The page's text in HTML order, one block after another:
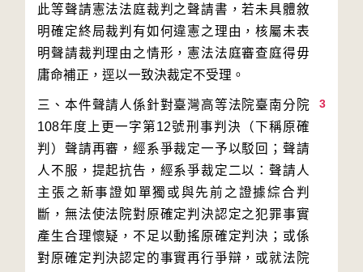
此等聲請憲法法庭裁判之聲請書，若未具體敘
明確定終局裁判有如何違憲之理由，核屬未表
明聲請裁判理由之情形，憲法法庭審查庭得毋
3
三、本件聲請人係針對臺灣高等法院臺南分院
108年度上更一字第12號刑事判決（下稱原確
判）聲請再審，經系爭裁定一予以駁回；聲請
人不服，提起抗告，經系爭裁定二以：聲請人
主張之新事證如單獨或與先前之證據綜合判
斷，無法使法院對原確定判決認定之犯罪事實
產生合理懷疑，不足以動搖原確定判決；或係
對原確定判決認定的事實再行爭辯，或就法院